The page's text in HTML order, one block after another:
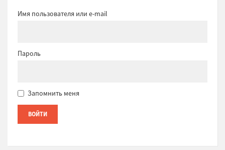
Имя пользователя или e-mail
Пароль
Запомнить меня